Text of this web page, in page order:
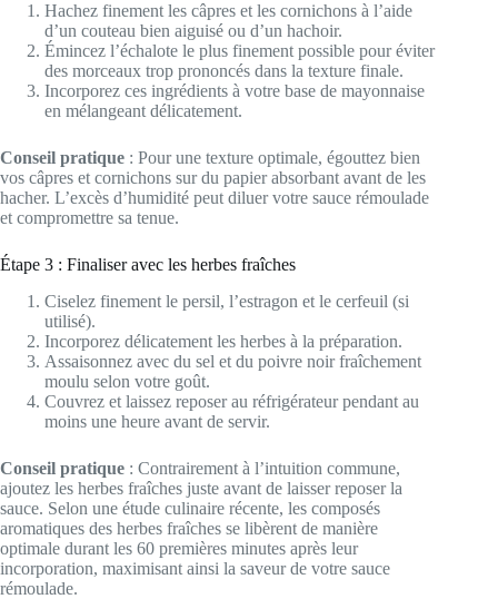
Hachez finement les câpres et les cornichons à l’aide
d’un couteau bien aiguisé ou d’un hachoir.
Émincez l’échalote le plus finement possible pour éviter
des morceaux trop prononcés dans la texture finale.
Incorporez ces ingrédients à votre base de mayonnaise
en mélangeant délicatement.
Conseil pratique : Pour une texture optimale, égouttez bien
vos câpres et cornichons sur du papier absorbant avant de les
hacher. L’excès d’humidité peut diluer votre sauce rémoulade
et compromettre sa tenue.
Étape 3 : Finaliser avec les herbes fraîches
Ciselez finement le persil, l’estragon et le cerfeuil (si
utilisé).
Incorporez délicatement les herbes à la préparation.
Assaisonnez avec du sel et du poivre noir fraîchement
moulu selon votre goût.
Couvrez et laissez reposer au réfrigérateur pendant au
moins une heure avant de servir.
Conseil pratique : Contrairement à l’intuition commune,
ajoutez les herbes fraîches juste avant de laisser reposer la
sauce. Selon une étude culinaire récente, les composés
aromatiques des herbes fraîches se libèrent de manière
optimale durant les 60 premières minutes après leur
incorporation, maximisant ainsi la saveur de votre sauce
rémoulade.